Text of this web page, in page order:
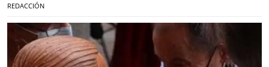
REDACCIÓN